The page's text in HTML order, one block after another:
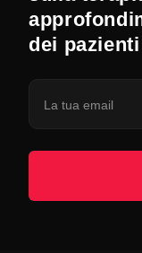
dei pazienti